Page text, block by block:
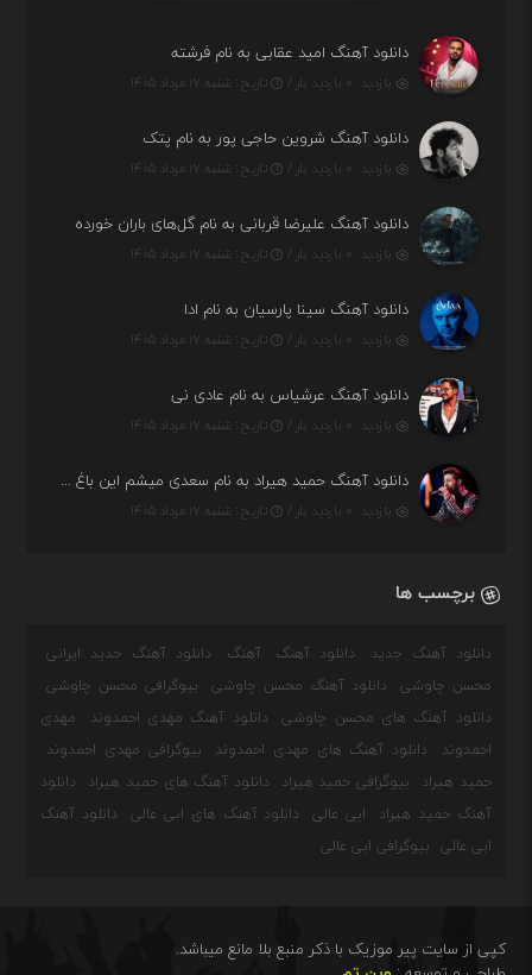
دانلود آهنگ امید عقابی به نام فرشته
بازدید : ۰ بازدید بار / تاریخ : شنبه ۱۷ مرداد ۱۴۰۵
دانلود آهنگ شروین حاجی پور به نام پتک
بازدید : ۰ بازدید بار / تاریخ : شنبه ۱۷ مرداد ۱۴۰۵
دانلود آهنگ علیرضا قربانی به نام گل‌های باران خورده
بازدید : ۰ بازدید بار / تاریخ : شنبه ۱۷ مرداد ۱۴۰۵
دانلود آهنگ سینا پارسیان به نام ادا
بازدید : ۰ بازدید بار / تاریخ : شنبه ۱۷ مرداد ۱۴۰۵
دانلود آهنگ عرشیاس به نام عادی نی
بازدید : ۰ بازدید بار / تاریخ : شنبه ۱۷ مرداد ۱۴۰۵
دانلود آهنگ حمید هیراد به نام سعدی میشم این باغ و گلستون کنی واسم خیام زمانه ام به تو پرت حواسم
بازدید : ۰ بازدید بار / تاریخ : شنبه ۱۷ مرداد ۱۴۰۵
برچسب ها
دانلود آهنگ جدید دانلود آهنگ آهنگ
دانلود آهنگ جدید ایرانی
محسن چاوشی
دانلود آهنگ محسن چاوشی
بیوگرافی محسن چاوشی
دانلود آهنگ های محسن چاوشی
دانلود آهنگ مهدی احمدوند
مهدی
احمدوند
دانلود آهنگ های مهدی احمدوند
بیوگرافی مهدی احمدوند
حمید هیراد
بیوگرافی حمید هیراد دانلود آهنگ های حمید هیراد
دانلود
آهنگ حمید هیراد
ابی عالی دانلود آهنگ های ابی عالی
دانلود آهنگ
ابی عالی
بیوگرافی ابی عالی
کپی از سایت پیر موزیک با ذکر منبع بلا مانع میباشد.